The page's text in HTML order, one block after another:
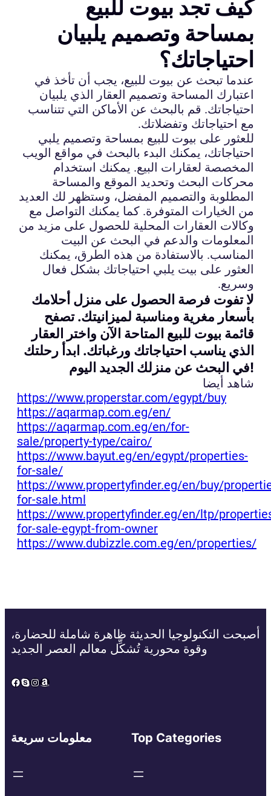
كيف تجد بيوت للبيع
بمساحة وتصميم يلبيان
احتياجاتك؟
عندما تبحث عن بيوت للبيع، يجب أن تأخذ في
اعتبارك المساحة وتصميم العقار الذي يلبيان
احتياجاتك. قم بالبحث عن الأماكن التي تتناسب
مع احتياجاتك وتفضلاتك.
للعثور على بيوت للبيع بمساحة وتصميم يلبي
احتياجاتك، يمكنك البدء بالبحث في مواقع الويب
المخصصة لعقارات البيع. يمكنك استخدام
محركات البحث وتحديد الموقع والمساحة
المطلوبة والتصميم المفضل، وستظهر لك العديد
من الخيارات المتوفرة. كما يمكنك التواصل مع
وكالات العقارات المحلية للحصول على مزيد من
المعلومات والدعم في البحث عن البيت
المناسب. بالاستفادة من هذه الطرق، يمكنك
العثور على بيت يلبي احتياجاتك بشكل فعال
وسريع.
لا تفوت فرصة الحصول على منزل أحلامك
بأسعار مغرية ومناسبة لميزانيتك. تصفح
قائمة بيوت للبيع المتاحة الآن واختر العقار
الذي يناسب احتياجاتك ورغباتك. ابدأ رحلتك
في البحث عن منزلك الجديد اليوم!
شاهد أيضا
https://www.properstar.com/egypt/buy
https://aqarmap.com.eg/en/
https://aqarmap.com.eg/en/for-
sale/property-type/cairo/
https://www.bayut.eg/en/egypt/properties-
for-sale/
https://www.propertyfinder.eg/en/buy/
for-sale.html
https://www.propertyfinder.eg/en/ltp/
for-sale-egypt-from-owner
https://www.dubizzle.com.eg/en/properties/
أصبحت التكنولوجيا الحديثة ظاهرة شاملة للحضارة،
وقوة محورية تُشكِّل معالم العصر الجديد
Facebook
Skype
Instagram
Amazon
معلومات سريعة Top Categories